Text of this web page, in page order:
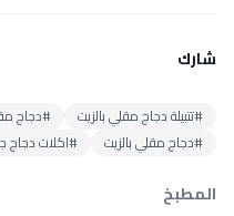
شارك
#تتبيلة دجاج مقلي بالزيت #دجاج
#دجاج مقلي بالزيت
#اكلات دجاج
المطبخ